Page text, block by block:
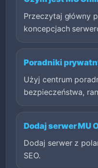
Przeczytaj główny
koncepcjach
Poradniki
Użyj centrum
bezpieczeństwa,
Dodaj serwer MU
Dodaj serwer z
SEO.